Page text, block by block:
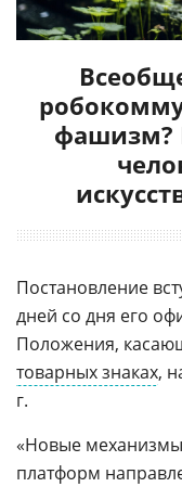
фашизм?
Постановление
дней со дня его
Положения,
товарных знаках,
г.
«Новые
платформ